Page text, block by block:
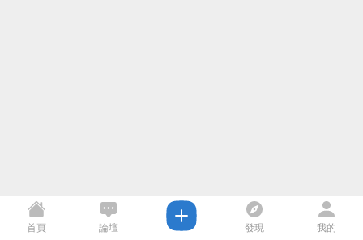
首頁 論壇 發現 我的